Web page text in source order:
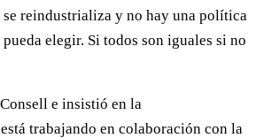
reindustrializa y no hay una política
elegir. Si todos son iguales si no
e insistió en la
trabajando en colaboración con la